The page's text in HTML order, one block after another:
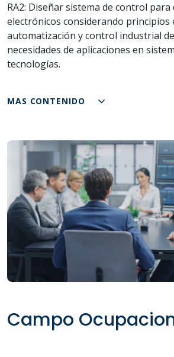
RA2: Diseñar sistema de control
electrónicos considerando principios
automatización y control industrial
necesidades de aplicaciones en
tecnologías.
MAS CONTENIDO
Campo